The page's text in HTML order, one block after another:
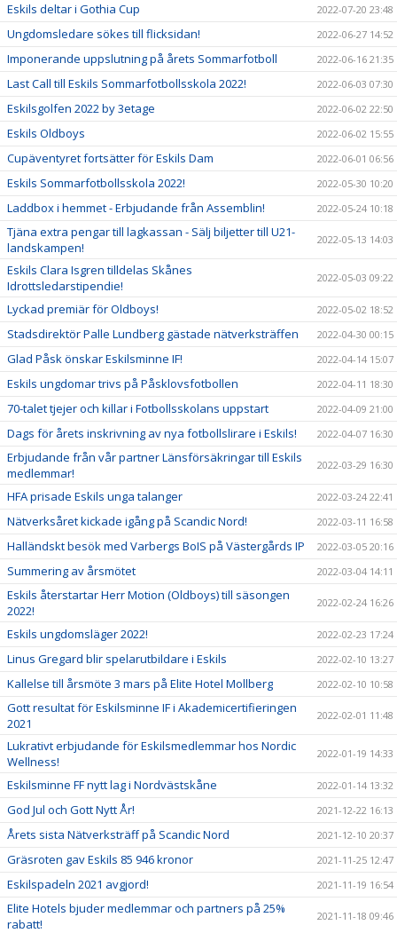
Eskils deltar i Gothia Cup 2022-07-20 23:48
Ungdomsledare sökes till flicksidan! 2022-06-27 14:52
Imponerande uppslutning på årets Sommarfotboll 2022-06-16 21:35
Last Call till Eskils Sommarfotbollsskola 2022! 2022-06-03 07:30
Eskilsgolfen 2022 by 3etage 2022-06-02 22:50
Eskils Oldboys 2022-06-02 15:55
Cupäventyret fortsätter för Eskils Dam 2022-06-01 06:56
Eskils Sommarfotbollsskola 2022! 2022-05-30 10:20
Laddbox i hemmet - Erbjudande från Assemblin! 2022-05-24 10:18
Tjäna extra pengar till lagkassan - Sälj biljetter till U21-
landskampen!
2022-05-13 14:03
Eskils Clara Isgren tilldelas Skånes
Idrottsledarstipendie!
2022-05-03 09:22
Lyckad premiär för Oldboys! 2022-05-02 18:52
Stadsdirektör Palle Lundberg gästade nätverksträffen 2022-04-30 00:15
Glad Påsk önskar Eskilsminne IF! 2022-04-14 15:07
Eskils ungdomar trivs på Påsklovsfotbollen 2022-04-11 18:30
70-talet tjejer och killar i Fotbollsskolans uppstart 2022-04-09 21:00
Dags för årets inskrivning av nya fotbollslirare i Eskils! 2022-04-07 16:30
Erbjudande från vår partner Länsförsäkringar till Eskils
medlemmar!
2022-03-29 16:30
HFA prisade Eskils unga talanger 2022-03-24 22:41
Nätverksåret kickade igång på Scandic Nord! 2022-03-11 16:58
Halländskt besök med Varbergs BoIS på Västergårds IP 2022-03-05 20:16
Summering av årsmötet 2022-03-04 14:11
Eskils återstartar Herr Motion (Oldboys) till säsongen
2022!
2022-02-24 16:26
Eskils ungdomsläger 2022! 2022-02-23 17:24
Linus Gregard blir spelarutbildare i Eskils 2022-02-10 13:27
Kallelse till årsmöte 3 mars på Elite Hotel Mollberg 2022-02-10 10:58
Gott resultat för Eskilsminne IF i Akademicertifieringen
2021
2022-02-01 11:48
Lukrativt erbjudande för Eskilsmedlemmar hos Nordic
Wellness!
2022-01-19 14:33
Eskilsminne FF nytt lag i Nordvästskåne 2022-01-14 13:32
God Jul och Gott Nytt År! 2021-12-22 16:13
Årets sista Nätverksträff på Scandic Nord 2021-12-10 20:37
Gräsroten gav Eskils 85 946 kronor 2021-11-25 12:47
Eskilspadeln 2021 avgjord! 2021-11-19 16:54
Elite Hotels bjuder medlemmar och partners på 25%
rabatt!
2021-11-18 09:46